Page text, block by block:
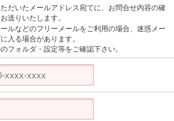
だいたメールアドレス宛てに、お問合せ内容の確
送りいたします。
ルなどのフリーメールをご利用の場合、迷惑メー
入る場合があります。
フォルダ・設定等をご確認下さい。